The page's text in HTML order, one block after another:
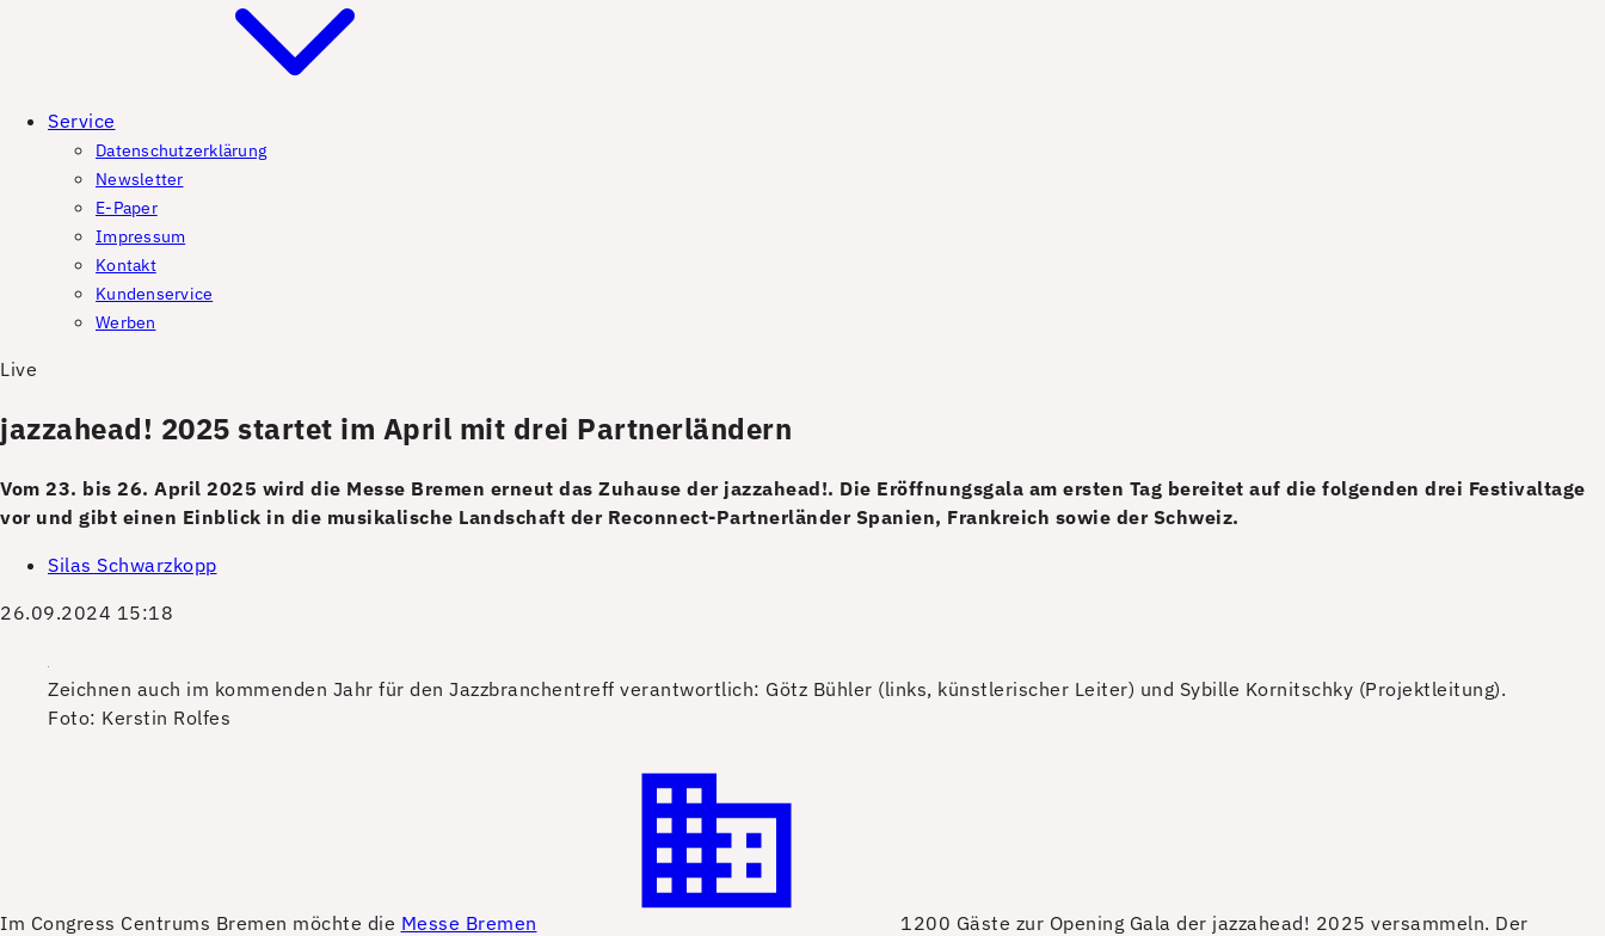
Service
Datenschutzerklärung
Newsletter
E-Paper
Impressum
Kontakt
Kundenservice
Werben
Live
jazzahead! 2025 startet im April mit drei Partnerländern
Vom 23. bis 26. April 2025 wird die Messe Bremen erneut das Zuhause der jazzahead!. Die Eröffnungsgala am ersten Tag bereitet auf die folgenden drei Festivaltage
vor und gibt einen Einblick in die musikalische Landschaft der Reconnect-Partnerländer Spanien, Frankreich sowie der Schweiz.
Silas Schwarzkopp
26.09.2024 15:18
Zeichnen auch im kommenden Jahr für den Jazzbranchentreff verantwortlich: Götz Bühler (links, künstlerischer Leiter) und Sybille Kornitschky (Projektleitung).
Foto: Kerstin Rolfes
Im Congress Centrums Bremen möchte die Messe Bremen
1200 Gäste zur Opening Gala der jazzahead! 2025 versammeln. Der